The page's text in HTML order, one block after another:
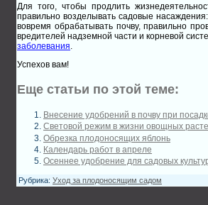
Для того, чтобы продлить
правильно возделывать садовые
вовремя обрабатывать почву, правильно
вредителей надземной части и корневой
заболевания.
Успехов вам!
Еще статьи по этой теме:
Внесение удобрений в почву при
Световой режим в жизни овощных
Обрезка плодоносящих яблонь
Календарь работ в апреле
Осеннее удобрение для садовых
Рубрика: Уход за плодоносящим садом